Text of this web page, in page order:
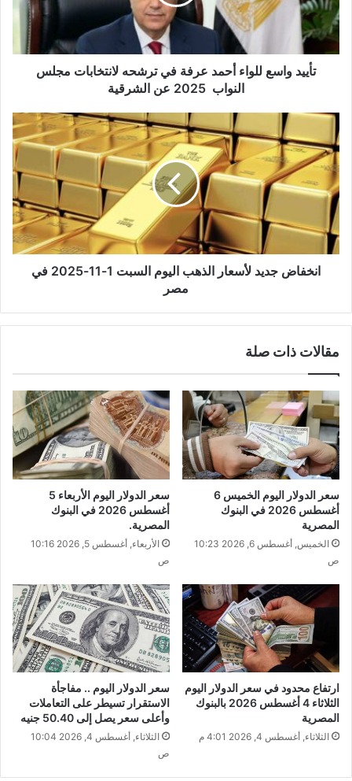
ك
ت
ر
تأييد واسع للواء أحمد عرفة في ترشحه لانتخابات مجلس
النواب 2025 عن الشرقية
انخفاض جديد لأسعار الذهب اليوم السبت 1-11-2025 في
مصر
مقالات ذات صلة
سعر الدولار اليوم الخميس 6
أغسطس 2026 في البنوك
المصرية
الخميس, أغسطس 6, 2026 10:23
ص
سعر الدولار اليوم الأربعاء 5
أغسطس 2026 في البنوك
المصرية.
الأربعاء, أغسطس 5, 2026 10:16
ص
ارتفاع محدود في سعر الدولار اليوم
الثلاثاء 4 أغسطس 2026 بالبنوك
المصرية
الثلاثاء, أغسطس 4, 2026 4:01 م
سعر الدولار اليوم .. مفاجأة
الاستقرار تسيطر على التعاملات
وأعلى سعر يصل إلى 50.40 جنيه
الثلاثاء, أغسطس 4, 2026 10:04
ص